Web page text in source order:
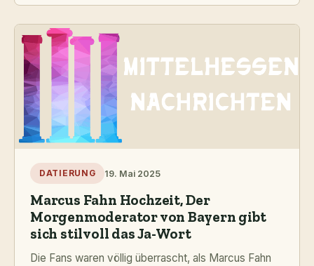
DATIERUNG 19. Mai 2025
Marcus Fahn Hochzeit, Der
Morgenmoderator von Bayern gibt
sich stilvoll das Ja-Wort
Die Fans waren völlig überrascht, als Marcus Fahn